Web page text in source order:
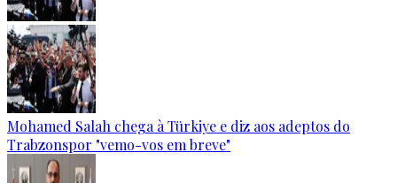
Mohamed Salah chega à Türkiye e diz aos adeptos do
Trabzonspor "vemo-vos em breve"